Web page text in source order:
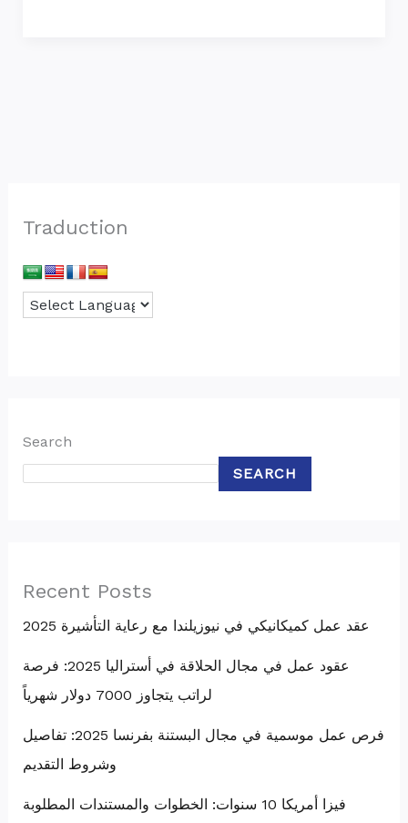
Traduction
Search
SEARCH
Recent Posts
عقد عمل كميكانيكي في نيوزيلندا مع رعاية التأشيرة 2025
عقود عمل في مجال الحلاقة في أستراليا 2025: فرصة
لراتب يتجاوز 7000 دولار شهرياً
فرص عمل موسمية في مجال البستنة بفرنسا 2025: تفاصيل
وشروط التقديم
فيزا أمريكا 10 سنوات: الخطوات والمستندات المطلوبة